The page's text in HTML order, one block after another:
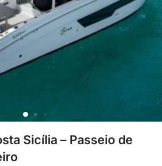
Sicília – Passeio de